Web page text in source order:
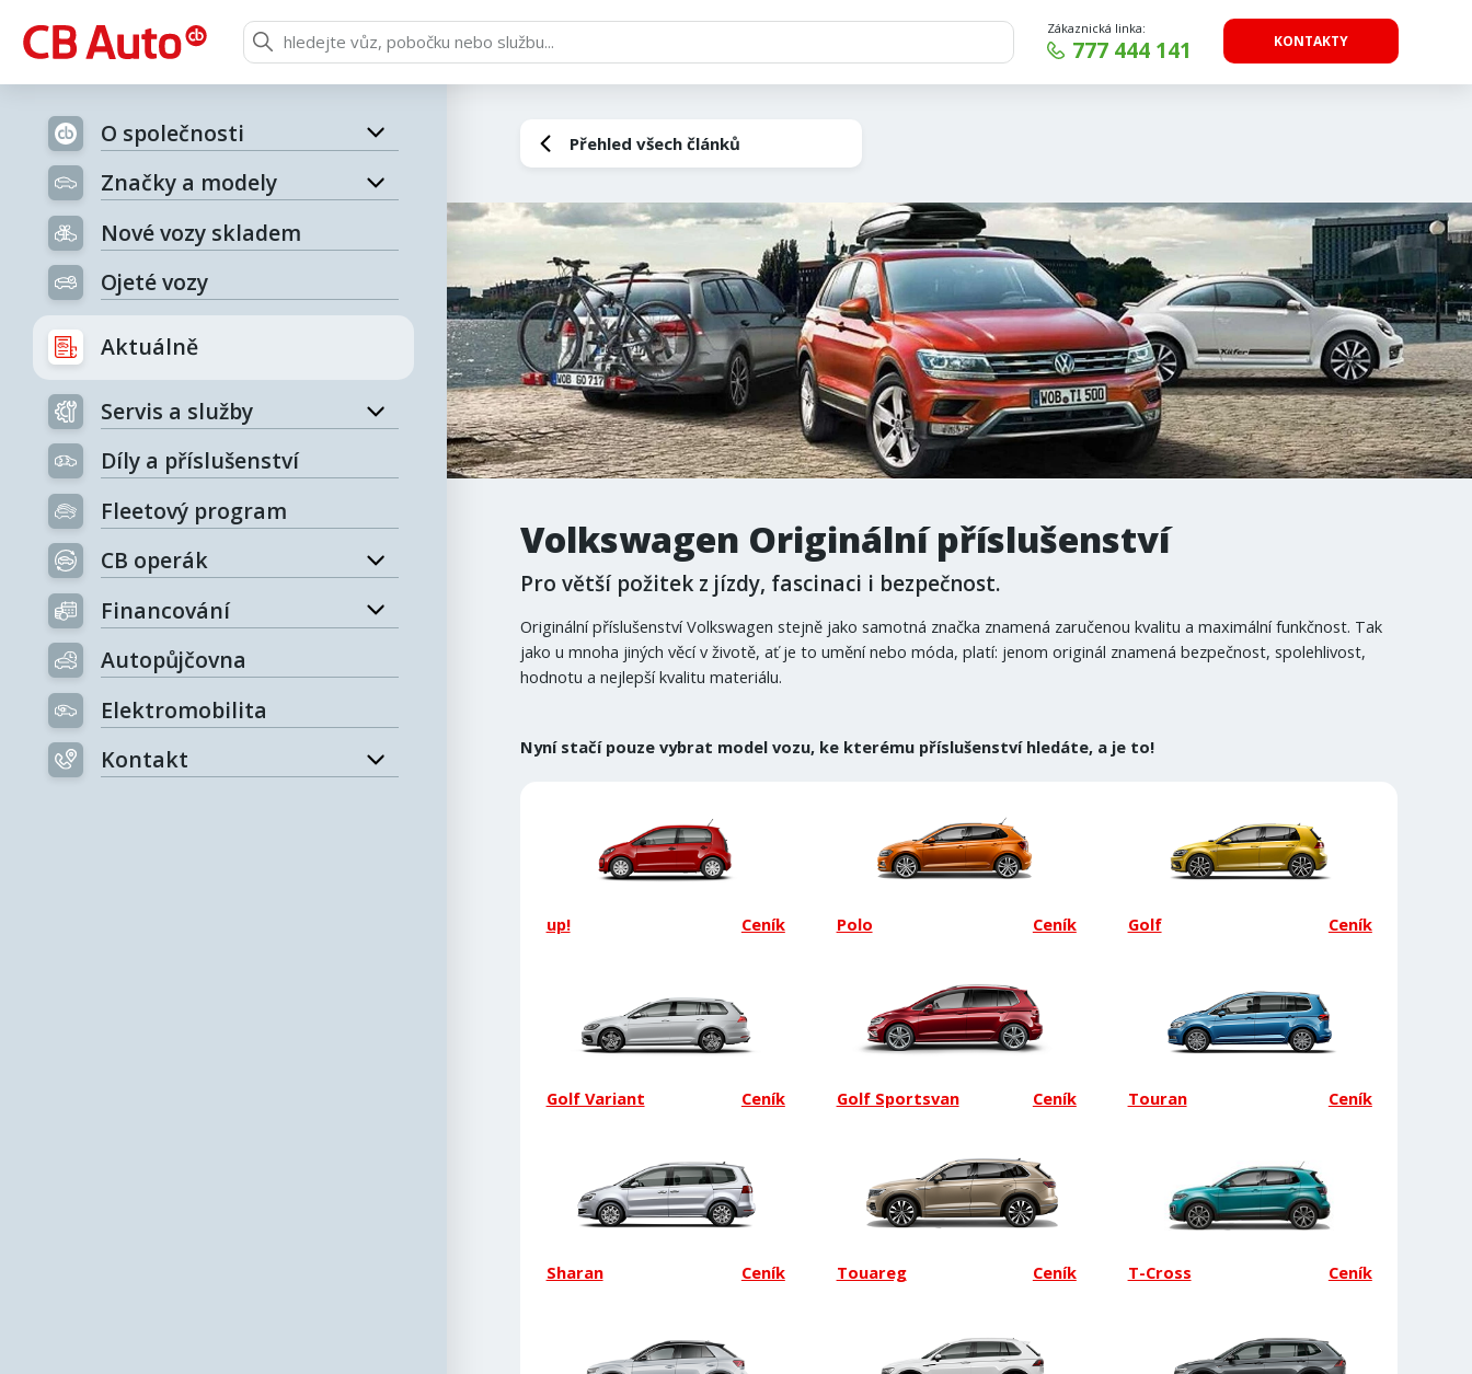
Zákaznická linka:
777 444 141 KONTAKTY
O společnosti
Značky a modely
Nové vozy skladem
Ojeté vozy
Aktuálně
Servis a služby
Díly a příslušenství
Fleetový program
CB operák
Financování
Autopůjčovna
Elektromobilita
Kontakt
Přehled všech článků
Volkswagen Originální příslušenství
Pro větší požitek z jízdy, fascinaci i bezpečnost.
Originální příslušenství Volkswagen stejně jako samotná značka znamená zaručenou kvalitu a maximální funkčnost. Tak
jako u mnoha jiných věcí v životě, ať je to umění nebo móda, platí: jenom originál znamená bezpečnost, spolehlivost,
hodnotu a nejlepší kvalitu materiálu.
Nyní stačí pouze vybrat model vozu, ke kterému příslušenství hledáte, a je to!
up! Ceník Polo Ceník Golf Ceník
Golf Variant Ceník Golf Sportsvan Ceník Touran Ceník
Sharan Ceník Touareg Ceník T-Cross Ceník